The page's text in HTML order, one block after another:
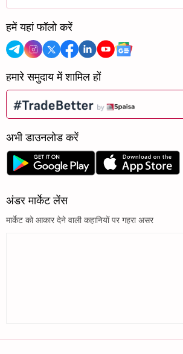
हमें यहां फॉलो करें
हमारे समुदाय में शामिल हों
अभी डाउनलोड करें
अंडर मार्केट लेंस
मार्केट को आकार देने वाली कहानियों पर गहरा असर